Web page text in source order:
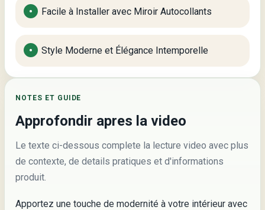
Facile à Installer avec Miroir Autocollants
Style Moderne et Élégance Intemporelle
NOTES ET GUIDE
Approfondir apres la video
Le texte ci-dessous complete la lecture video avec plus
de contexte, de details pratiques et d'informations
produit.
Apportez une touche de modernité à votre intérieur avec